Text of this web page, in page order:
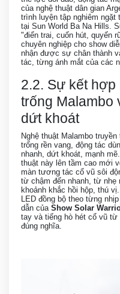
của nghệ thuật dân gian
trình luyện tập nghiêm
tại Sun World Ba Na Hills.
"điển trai, cuốn hút, quyến
chuyên nghiệp cho show
nhận được sự chân thành
tác, từng ánh mắt của các
2.2. Sự kết
trống Malambo
dứt khoát
Nghệ thuật Malambo
trống rền vang, động tác
nhanh, dứt khoát, mạnh mẽ.
thuật này lên tầm cao mới
màn tương tác cổ vũ sôi
từ chậm đến nhanh, từ nhẹ
khoảnh khắc hồi hộp, thú
LED đồng bộ theo từng
dẫn của Show Solar
tay và tiếng hò hét cổ vũ từ
đúng nghĩa.